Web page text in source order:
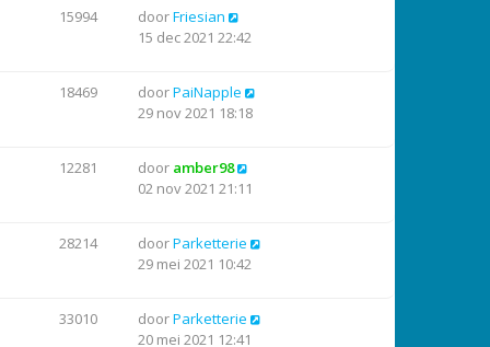
15994 doorFriesian
15 dec 2021 22:42
18469 doorPaiNapple
29 nov 2021 18:18
12281 door amber98
02 nov 2021 21:11
28214 doorParketterie
29 mei 2021 10:42
33010 doorParketterie
20 mei 2021 12:41